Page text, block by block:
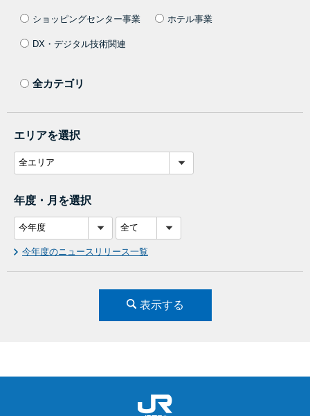
ショッピングセンター事業 ホテル事業
DX・デジタル技術関連
全カテゴリ
エリアを選択
年度・月を選択
今年度のニュースリリース一覧
表示する